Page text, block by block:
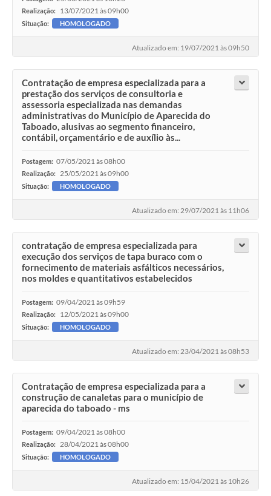
Realização: 13/07/2021 às 09h00
Situação: HOMOLOGADO
Atualizado em: 19/07/2021 às 09h50
Contratação de empresa especializada para a
prestação dos serviços de consultoria e
assessoria especializada nas demandas
administrativas do Município de Aparecida do
Taboado, alusivas ao segmento financeiro,
contábil, orçamentário e de auxílio às...
Postagem: 07/05/2021 às 08h00
Realização: 25/05/2021 às 09h00
Situação: HOMOLOGADO
Atualizado em: 29/07/2021 às 11h06
contratação de empresa especializada para
execução dos serviços de tapa buraco com o
fornecimento de materiais asfálticos necessários,
nos moldes e quantitativos estabelecidos
Postagem: 09/04/2021 às 09h59
Realização: 12/05/2021 às 09h00
Situação: HOMOLOGADO
Atualizado em: 23/04/2021 às 08h53
Contratação de empresa especializada para a
construção de canaletas para o município de
aparecida do taboado - ms
Postagem: 09/04/2021 às 08h00
Realização: 28/04/2021 às 08h00
Situação: HOMOLOGADO
Atualizado em: 15/04/2021 às 10h26